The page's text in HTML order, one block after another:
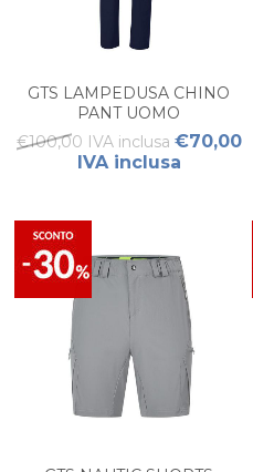
GTS LAMPEDUSA CHINO
PANT UOMO
€100,00 IVA inclusa €70,00
IVA inclusa